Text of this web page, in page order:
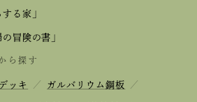
る家」
冒険の書」
ら探す
ッキ ／ ガルバリウム鋼板 ／